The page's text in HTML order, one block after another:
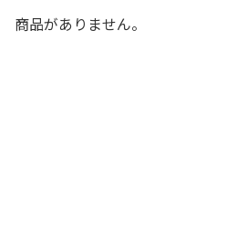
商品がありません。